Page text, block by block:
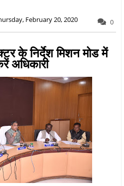
February 20, 2020 0
के निर्देश मिशन मोड में
अधिकारी